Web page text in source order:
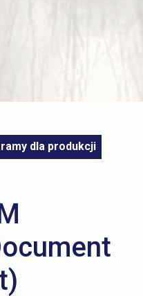
dla produkcji